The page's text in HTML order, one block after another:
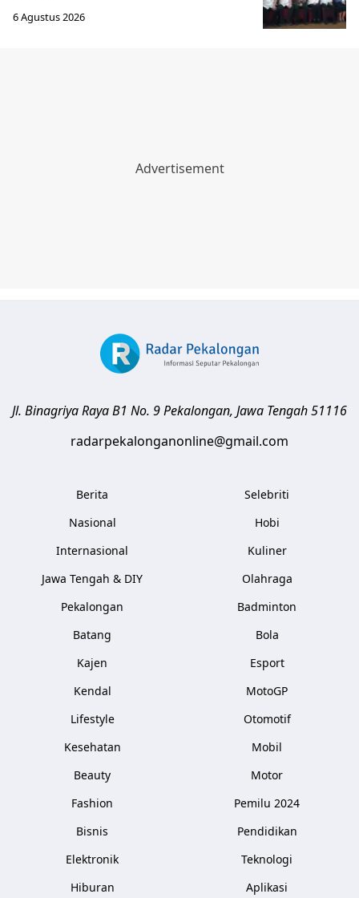
6 Agustus 2026
Jl. Binagriya Raya B1 No. 9Pekalongan, Jawa Tengah51116
radarpekalonganonline@gmail.com
Berita
Nasional
Internasional
Jawa Tengah & DIY
Pekalongan
Batang
Kajen
Kendal
Lifestyle
Kesehatan
Beauty
Fashion
Bisnis
Elektronik
Hiburan
Selebriti
Hobi
Kuliner
Olahraga
Badminton
Bola
Esport
MotoGP
Otomotif
Mobil
Motor
Pemilu 2024
Pendidikan
Teknologi
Aplikasi